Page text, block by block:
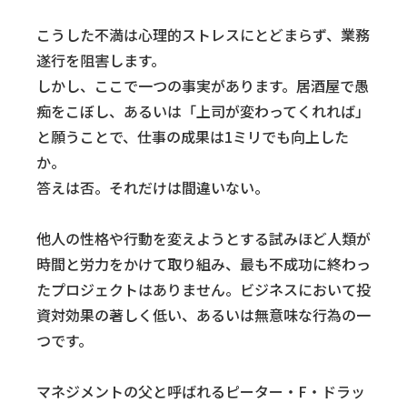
こうした不満は心理的ストレスにとどまらず、業務
遂行を阻害します。
しかし、ここで一つの事実があります。居酒屋で愚
痴をこぼし、あるいは「上司が変わってくれれば」
と願うことで、仕事の成果は1ミリでも向上した
か。
答えは否。それだけは間違いない。
他人の性格や行動を変えようとする試みほど人類が
時間と労力をかけて取り組み、最も不成功に終わっ
たプロジェクトはありません。ビジネスにおいて投
資対効果の著しく低い、あるいは無意味な行為の一
つです。
マネジメントの父と呼ばれるピーター・F・ドラッ